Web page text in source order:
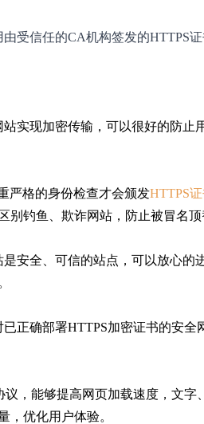
受信任的CA机构签发的HTTPS
实现加密传输，可以很好的防止
严格的身份检查才会颁发HTTPS
别钓鱼、欺诈网站，防止被冒名顶
安全、可信的站点，可以放心的
正确部署HTTPS加密证书的安全
议，能够提高网页加载速度，文字
，优化用户体验。